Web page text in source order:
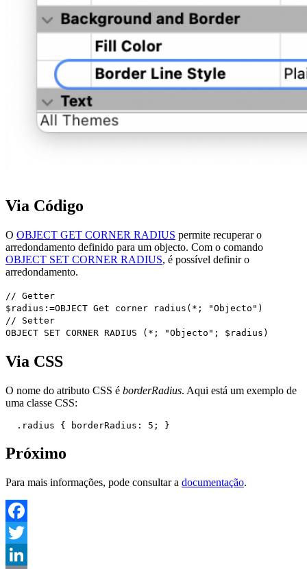
Via Código
O OBJECT GET CORNER RADIUS permite recuperar o
arredondamento definido para um objecto. Com o comando
OBJECT SET CORNER RADIUS, é possível definir o
arredondamento.
// Getter
$radius :=OBJECT Get corner radius (*; "Objecto")
// Setter
OBJECT SET CORNER RADIUS (*; "Objecto"; $radius )
Via CSS
O nome do atributo CSS é borderRadius. Aqui está um exemplo de
uma classe CSS:
  .radius { borderRadius: 5; }
Próximo
Para mais informações, pode consultar a documentação.
Facebook
Twitter